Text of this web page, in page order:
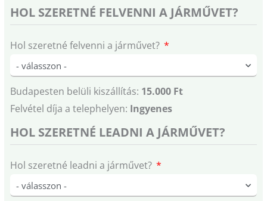
HOL SZERETNÉ FELVENNI A JÁRMŰVET?
Hol szeretné felvenni a járművet?
Budapesten belüli kiszállítás: 15.000 Ft
Felvétel díja a telephelyen: Ingyenes
HOL SZERETNÉ LEADNI A JÁRMŰVET?
Hol szeretné leadni a járművet?